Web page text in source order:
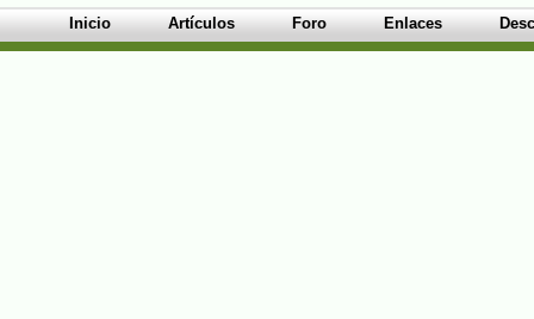
Inicio Artículos Foro Enlaces